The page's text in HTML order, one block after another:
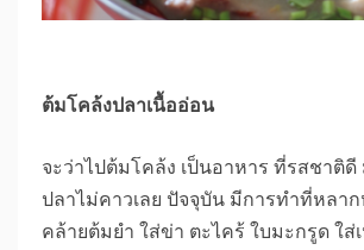
ต้มโคล้งปลาเนื้ออ่อน
จะว่าไปต้มโคล้ง เป็นอาหาร ที่รสชาติ
ปลาไม่คาวเลย ปัจจุบัน มีการทำที่หลา
คล้ายต้มยำ ใส่ข่า ตะไคร้ ใบมะกรูด ใส่